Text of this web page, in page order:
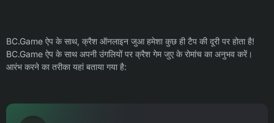
BC.Game ऐप के साथ, क्रैश ऑनलाइन जुआ हमेशा कुछ ही टैप की दूरी पर होता है!
BC.Game ऐप के साथ अपनी उंगलियों पर क्रैश गेम जुए के रोमांच का अनुभव करें।
आरंभ करने का तरीका यहां बताया गया है: